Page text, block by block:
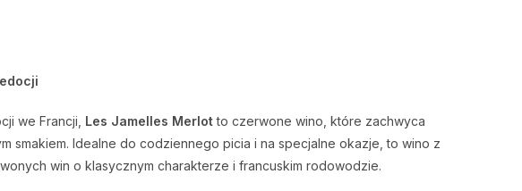
we Francji, Les Jamelles Merlotto czerwone wino, które zachwyca
smakiem. Idealne do codziennego picia i na specjalne okazje, to wino z
win o klasycznym charakterze i francuskim rodowodzie.